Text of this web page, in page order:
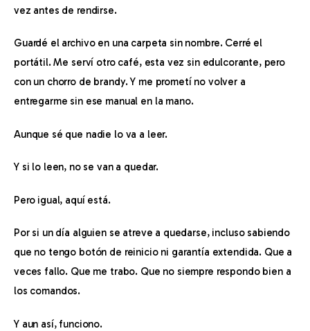
vez antes de rendirse.
Guardé el archivo en una carpeta sin nombre. Cerré el
portátil. Me serví otro café, esta vez sin edulcorante, pero
con un chorro de brandy. Y me prometí no volver a
entregarme sin ese manual en la mano.
Aunque sé que nadie lo va a leer.
Y si lo leen, no se van a quedar.
Pero igual, aquí está.
Por si un día alguien se atreve a quedarse, incluso sabiendo
que no tengo botón de reinicio ni garantía extendida. Que a
veces fallo. Que me trabo. Que no siempre respondo bien a
los comandos.
Y aun así, funciono.